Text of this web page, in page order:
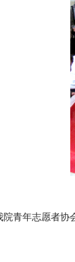
青年志愿者协